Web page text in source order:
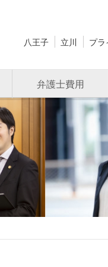
八王子 立川 プ
弁護士費用